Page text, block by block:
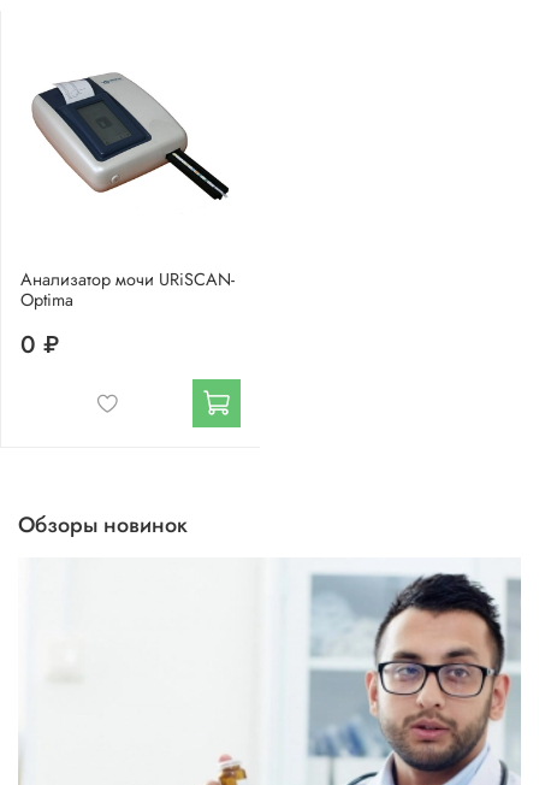
Анализатор мочи URiSCAN-
Optima
0 ₽
Обзоры новинок